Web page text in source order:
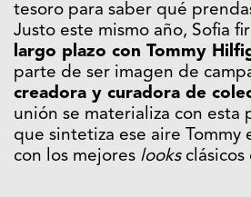
tesoro para saber qué
Justo este mismo año, Sofia
largo plazo con Tommy
parte de ser imagen de
creadora y curadora de
unión se materializa con esta
que sintetiza ese aire Tommy
con los mejores looksclásicos